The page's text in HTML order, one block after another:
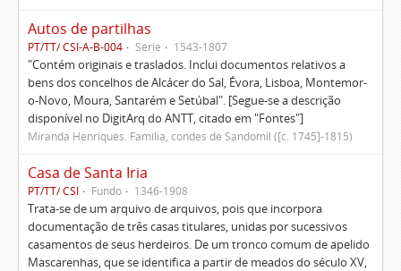
Autos de partilhas
PT/TT/ CSI-A-B-004 Série 1543-1807
"Contém originais e traslados. Inclui documentos relativos a
bens dos concelhos de Alcácer do Sal, Évora, Lisboa, Montemor-
o-Novo, Moura, Santarém e Setúbal". [Segue-se a descrição
disponível no DigitArq do ANTT, citado em "Fontes"]
Miranda Henriques. Família, condes de Sandomil ([c. 1745]-1815)
Casa de Santa Iria
PT/TT/ CSI Fundo 1346-1908
Trata-se de um arquivo de arquivos, pois que incorpora
documentação de três casas titulares, unidas por sucessivos
casamentos de seus herdeiros. De um tronco comum de apelido
Mascarenhas, que se identifica a partir de meados do século XV,